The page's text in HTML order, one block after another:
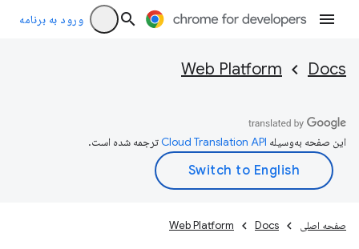
ورود به برنامه
Docs
Web Platform
این صفحه به‌وسیله ترجمه شده است.
صفحه اصلی Docs
Web Platform